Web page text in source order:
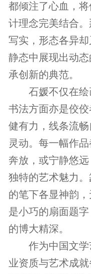
都倾注了心血，
计理念完美结合
写实，形态各异
静态中展现出动
承创新的典范。
石媛不仅在
书法方面亦是佼
健有力，线条流
灵动。每一幅作
奔放，或宁静悠
独特的艺术魅力
的笔下各显神韵
是小巧的扇面题
的博大精深。
作为中国文
业资质与艺术成